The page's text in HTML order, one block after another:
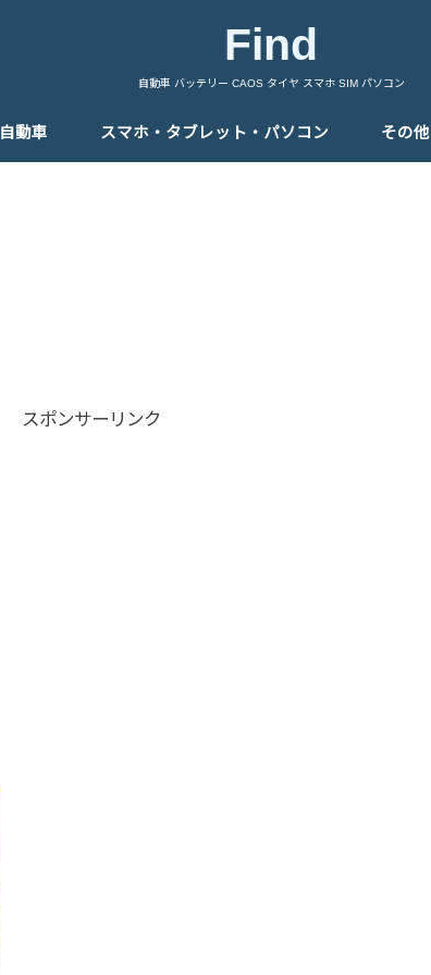
Find
自動車 バッテリー CAOS タイヤ スマホ SIM パソコン
自動車 スマホ・タブレット・パソコン その他
スポンサーリンク